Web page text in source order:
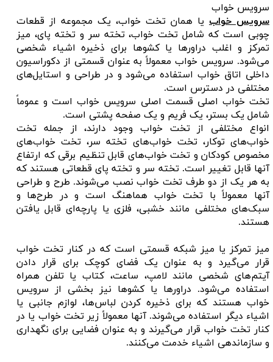
سرویس خواب
سرویس خواب یا همان تخت خواب، یک مجموعه از قطعات
چوبی است که شامل تخت خواب، تخته سر و تخته پای، میز
تمرکز و اغلب دراورها یا کشوها برای ذخیره اشیاء شخصی
می‌شود. سرویس خواب معمولاً به عنوان قسمتی از دکوراسیون
داخلی اتاق خواب استفاده می‌شود و در طراحی و استایل‌های
مختلفی در دسترس است.
تخت خواب اصلی قسمت اصلی سرویس خواب است و عموماً
شامل یک بستر، یک فریم و یک صفحه پشتی است.
انواع مختلفی از تخت خواب وجود دارند، از جمله تخت
خواب‌های توکار، تخت خواب‌های تخته سر، تخت خواب‌های
مخصوص کودکان و تخت خواب‌های قابل تنظیم برقی که ارتفاع
آنها قابل تغییر است. تخته سر و تخته پای قطعاتی هستند که
به هر یک از دو طرف تخت خواب نصب می‌شوند. طرح و طراحی
آنها معمولاً با تخت خواب هماهنگ است و در طرح‌ها و
سبک‌های مختلفی مانند خشبی، فلزی یا پارچه‌ای قابل یافتن
هستند.
میز تمرکز یا میز شبکه قسمتی است که در کنار تخت خواب
قرار می‌گیرد و به عنوان یک فضای کوچک برای قرار دادن
آیتم‌های شخصی مانند لامپ، ساعت، کتاب یا تلفن همراه
استفاده می‌شود. دراورها یا کشوها نیز بخشی از سرویس
خواب هستند که برای ذخیره کردن لباس‌ها، لوازم جانبی یا
اشیاء دیگر استفاده می‌شوند. آنها معمولاً زیر تخت خواب یا در
کنار تخت خواب قرار می‌گیرند و به عنوان فضایی برای نگهداری
و سازماندهی اشیاء خدمت می‌کنند.